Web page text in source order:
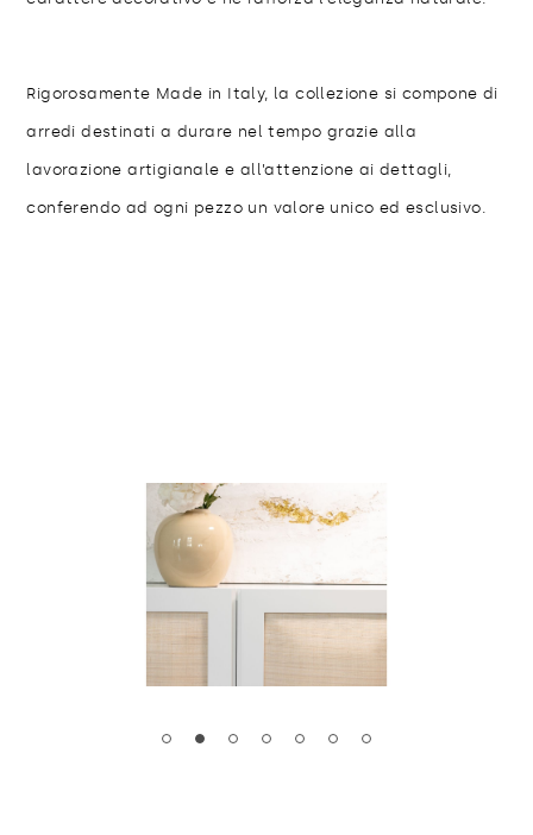
Rigorosamente Made in Italy, la collezione si compone di
arredi destinati a durare nel tempo grazie alla
lavorazione artigianale e all’attenzione ai dettagli,
conferendo ad ogni pezzo un valore unico ed esclusivo.